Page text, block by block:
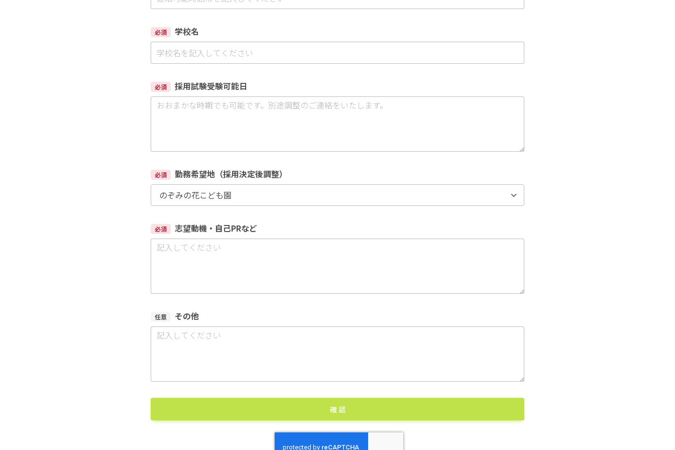
必須 学校名
必須 採用試験受験可能日
必須 勤務希望地（採用決定後調整）
必須 志望動機・自己PRなど
任意 その他
確 認